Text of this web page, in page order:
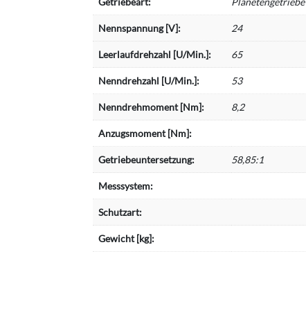
Nennspannung [V]: 24
Leerlaufdrehzahl [U/Min.]: 65
Nenndrehzahl [U/Min.]: 53
Nenndrehmoment [Nm]: 8,2
Anzugsmoment [Nm]:
Getriebeuntersetzung: 58,85:1
Messsystem:
Schutzart:
Gewicht [kg]: